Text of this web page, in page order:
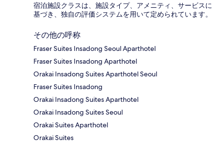
宿泊施設クラスは、施設タイプ、アメニティ、サービスに
基づき、独自の評価システムを用いて定められています。
その他の呼称
Fraser Suites Insadong Seoul Aparthotel
Fraser Suites Insadong Aparthotel
Orakai Insadong Suites Aparthotel Seoul
Fraser Suites Insadong
Orakai Insadong Suites Aparthotel
Orakai Insadong Suites Seoul
Orakai Suites Aparthotel
Orakai Suites